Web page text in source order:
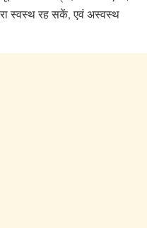
स्वस्थ रह सकें, एवं अस्वस्थ